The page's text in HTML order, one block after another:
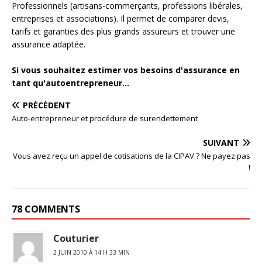
Professionnels (artisans-commerçants, professions libérales,
entreprises et associations). Il permet de comparer devis,
tarifs et garanties des plus grands assureurs et trouver une
assurance adaptée.
Si vous souhaitez estimer vos besoins d'assurance en
tant qu'autoentrepreneur...
PRÉCÉDENT
Auto-entrepreneur et procédure de surendettement
SUIVANT
Vous avez reçu un appel de cotisations de la CIPAV ? Ne payez pas
!
78 COMMENTS
Couturier
2 JUIN 2010 À 14 H 33 MIN